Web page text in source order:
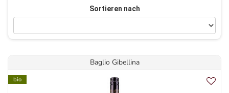
Sortieren nach
Baglio Gibellina
bio